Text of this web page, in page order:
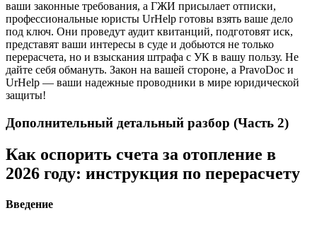
ваши законные требования, а ГЖИ присылает отписки,
профессиональные юристы UrHelp готовы взять ваше дело
под ключ. Они проведут аудит квитанций, подготовят иск,
представят ваши интересы в суде и добьются не только
перерасчета, но и взыскания штрафа с УК в вашу пользу. Не
дайте себя обмануть. Закон на вашей стороне, а PravoDoc и
UrHelp — ваши надежные проводники в мире юридической
защиты!
Дополнительный детальный разбор (Часть 2)
Как оспорить счета за отопление в
2026 году: инструкция по перерасчету
Введение